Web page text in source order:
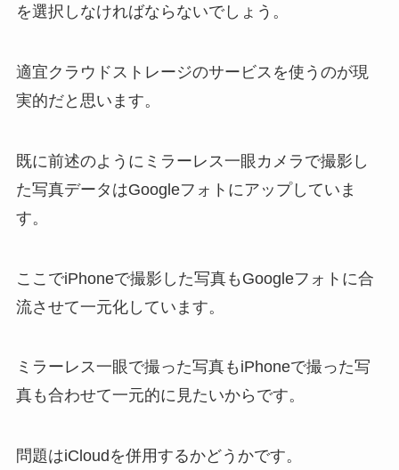
を選択しなければならないでしょう。
適宜クラウドストレージのサービスを使うのが現
実的だと思います。
既に前述のようにミラーレス一眼カメラで撮影し
た写真データはGoogleフォトにアップしていま
す。
ここでiPhoneで撮影した写真もGoogleフォトに合
流させて一元化しています。
ミラーレス一眼で撮った写真もiPhoneで撮った写
真も合わせて一元的に見たいからです。
問題はiCloudを併用するかどうかです。